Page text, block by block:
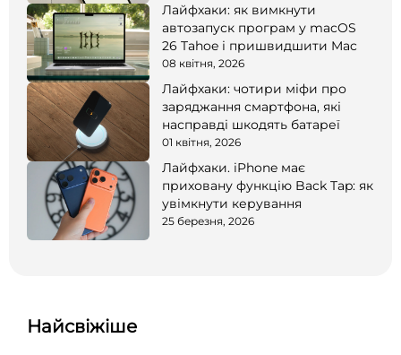
Лайфхаки: як вимкнути
автозапуск програм у macOS
26 Tahoe і пришвидшити Mac
08 квітня, 2026
Лайфхаки: чотири міфи про
заряджання смартфона, які
насправді шкодять батареї
01 квітня, 2026
Лайфхаки. iPhone має
приховану функцію Back Tap: як
увімкнути керування
25 березня, 2026
Найсвіжіше